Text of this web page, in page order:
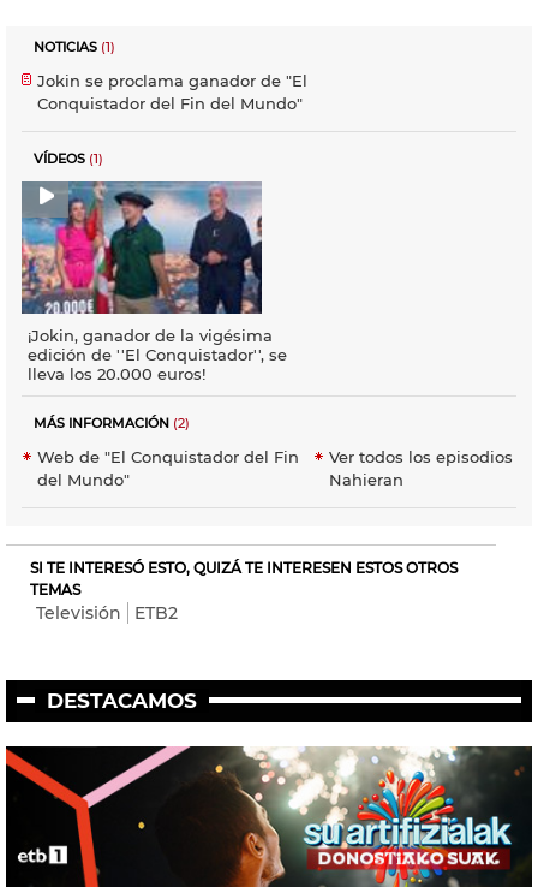
NOTICIAS (1)
Jokin se proclama ganador de "El
Conquistador del Fin del Mundo"
VÍDEOS (1)
¡Jokin, ganador de la vigésima
edición de ''El Conquistador'', se
lleva los 20.000 euros!
MÁS INFORMACIÓN (2)
Web de "El Conquistador del Fin
del Mundo"
Ver todos los episodios
Nahieran
SI TE INTERESÓ ESTO, QUIZÁ TE INTERESEN ESTOS OTROS
TEMAS
Televisión ETB2
DESTACAMOS